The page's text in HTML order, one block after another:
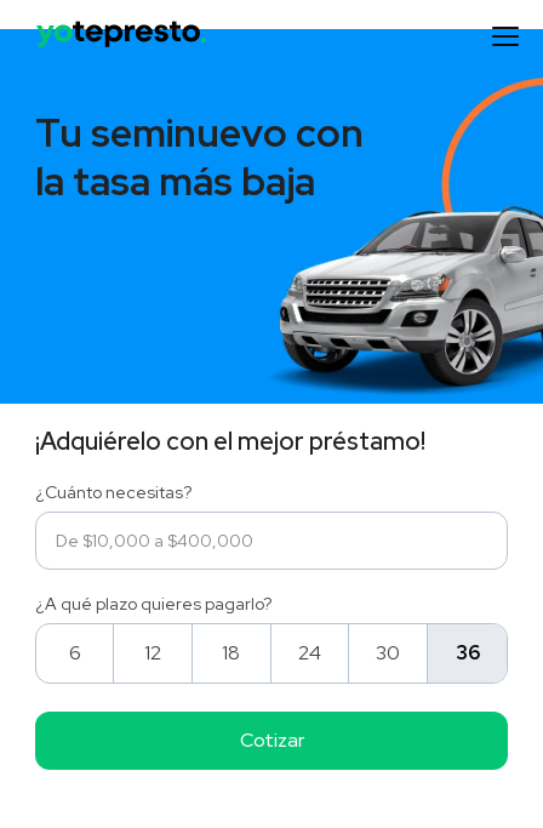
Tu seminuevo con
la tasa más baja
¡Adquiérelo con el mejor préstamo!
¿Cuánto necesitas?
¿A qué plazo quieres pagarlo?
6 12 18 24 30 36